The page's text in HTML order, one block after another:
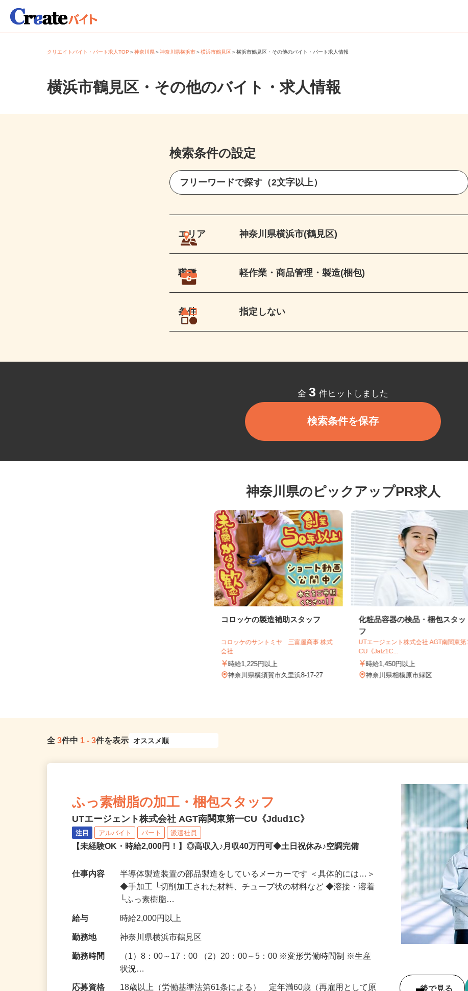
クリエイトバイト・パート求人TOP＞神奈川県＞神奈川県横浜市＞横浜市鶴見区＞横浜市鶴見区・その他のバイト・パート求人情報
横浜市鶴見区・その他のバイト・求人情報
検索条件の設定
エリア 神奈川県横浜市(鶴見区)
職種 軽作業・商品管理・製造(梱包)
条件 指定しない
全3件ヒットしました
検索条件を保存
神奈川県のピックアップPR求人
コロッケのサントミヤ 三富屋商事 株式
会社
時給1,225円以上
化粧品容器の検品・梱包スタ
フ
UTエージェント株式会社 AGT南関東
CU《Jatz1C...
時給1,450円以上
ふっ素樹脂の加工・梱包スタッフ
UTエージェント株式会社 AGT南関東第一CU《Jdud1C》
注目 アルバイト パート 派遣社員
半導体製造装置の部品製造をしているメーカーです ＜具体的には…＞
◆手加工 └切削加工された材料、チューブ状の材料など ◆溶接・溶着
└ふっ素樹脂…
給与 時給2,000円以上
勤務地 神奈川県横浜市鶴見区
（1）8：00～17：00 （2）20：00～5：00 ※変形労働時間制 ※生産
状況…